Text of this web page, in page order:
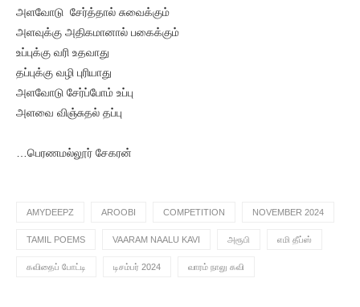
அளவோடு சேர்த்தால் சுவைக்கும்
அளவுக்கு அதிகமானால் பகைக்கும்
உப்புக்கு வரி உதவாது
தப்புக்கு வழி புரியாது
அளவோடு சேர்ப்போம் உப்பு
அளவை விஞ்சுதல் தப்பு
…பெரணமல்லூர் சேகரன்
AMYDEEPZ AROOBI COMPETITION NOVEMBER 2024
TAMIL POEMS VAARAM NAALU KAVI அரூபி எமி தீப்ஸ்
கவிதைப் போட்டி டிசம்பர் 2024 வாரம் நாலு கவி